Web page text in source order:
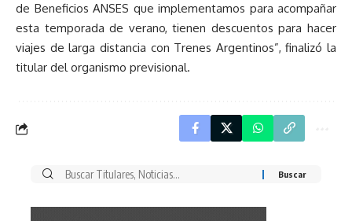
de Beneficios ANSES que implementamos para acompañar
esta temporada de verano, tienen descuentos para hacer
viajes de larga distancia con Trenes Argentinos”, finalizó la
titular del organismo previsional.
Buscar